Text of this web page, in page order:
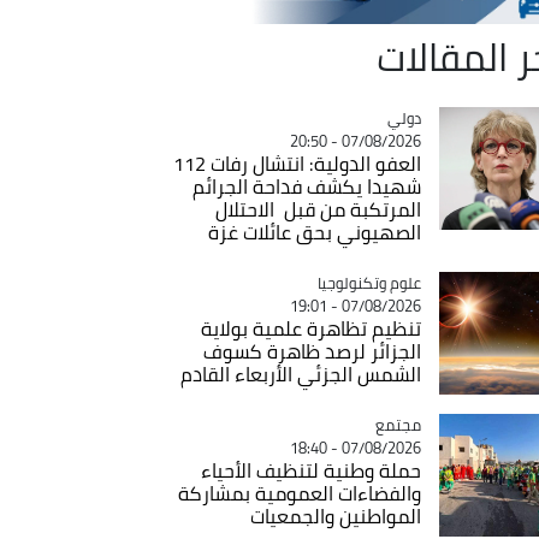
المقالات
Catégorie
دولي
07/08/2026 - 20:50
العفو الدولية: انتشال رفات 112
شهيدا يكشف فداحة الجرائم
المرتكبة من قبل الاحتلال
الصهيوني بحق عائلات غزة
Catégorie
علوم وتكنولوجيا
07/08/2026 - 19:01
تنظيم تظاهرة علمية بولاية
الجزائر لرصد ظاهرة كسوف
الشمس الجزئي الأربعاء القادم
Catégorie
مجتمع
07/08/2026 - 18:40
حملة وطنية لتنظيف الأحياء
والفضاءات العمومية بمشاركة
المواطنين والجمعيات